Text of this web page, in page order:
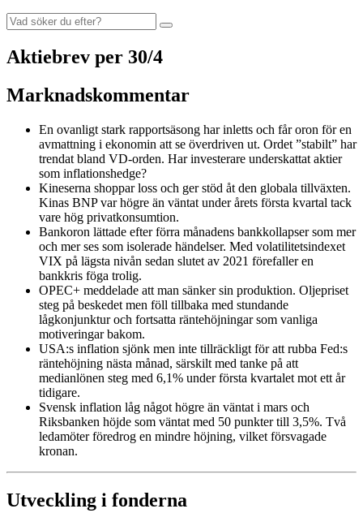
Sök
efter:
Aktiebrev per 30/4
Marknadskommentar
En ovanligt stark rapportsäsong har inletts och får oron för en
avmattning i ekonomin att se överdriven ut. Ordet ”stabilt” har
trendat bland VD-orden. Har investerare underskattat aktier
som inflationshedge?
Kineserna shoppar loss och ger stöd åt den globala tillväxten.
Kinas BNP var högre än väntat under årets första kvartal tack
vare hög privatkonsumtion.
Bankoron lättade efter förra månadens bankkollapser som mer
och mer ses som isolerade händelser. Med volatilitetsindexet
VIX på lägsta nivån sedan slutet av 2021 förefaller en
bankkris föga trolig.
OPEC+ meddelade att man sänker sin produktion. Oljepriset
steg på beskedet men föll tillbaka med stundande
lågkonjunktur och fortsatta räntehöjningar som vanliga
motiveringar bakom.
USA:s inflation sjönk men inte tillräckligt för att rubba Fed:s
räntehöjning nästa månad, särskilt med tanke på att
medianlönen steg med 6,1% under första kvartalet mot ett år
tidigare.
Svensk inflation låg något högre än väntat i mars och
Riksbanken höjde som väntat med 50 punkter till 3,5%. Två
ledamöter föredrog en mindre höjning, vilket försvagade
kronan.
Utveckling i fonderna